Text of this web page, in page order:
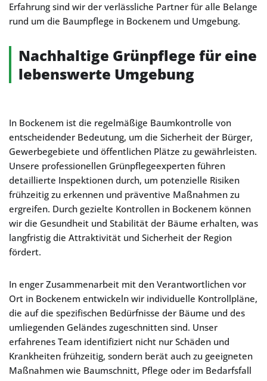
Erfahrung sind wir der verlässliche Partner für alle Belange
rund um die Baumpflege in Bockenem und Umgebung.
Nachhaltige Grünpflege für eine
lebenswerte Umgebung
In Bockenem ist die regelmäßige Baumkontrolle von
entscheidender Bedeutung, um die Sicherheit der Bürger,
Gewerbegebiete und öffentlichen Plätze zu gewährleisten.
Unsere professionellen Grünpflegeexperten führen
detaillierte Inspektionen durch, um potenzielle Risiken
frühzeitig zu erkennen und präventive Maßnahmen zu
ergreifen. Durch gezielte Kontrollen in Bockenem können
wir die Gesundheit und Stabilität der Bäume erhalten, was
langfristig die Attraktivität und Sicherheit der Region
fördert.
In enger Zusammenarbeit mit den Verantwortlichen vor
Ort in Bockenem entwickeln wir individuelle Kontrollpläne,
die auf die spezifischen Bedürfnisse der Bäume und des
umliegenden Geländes zugeschnitten sind. Unser
erfahrenes Team identifiziert nicht nur Schäden und
Krankheiten frühzeitig, sondern berät auch zu geeigneten
Maßnahmen wie Baumschnitt, Pflege oder im Bedarfsfall